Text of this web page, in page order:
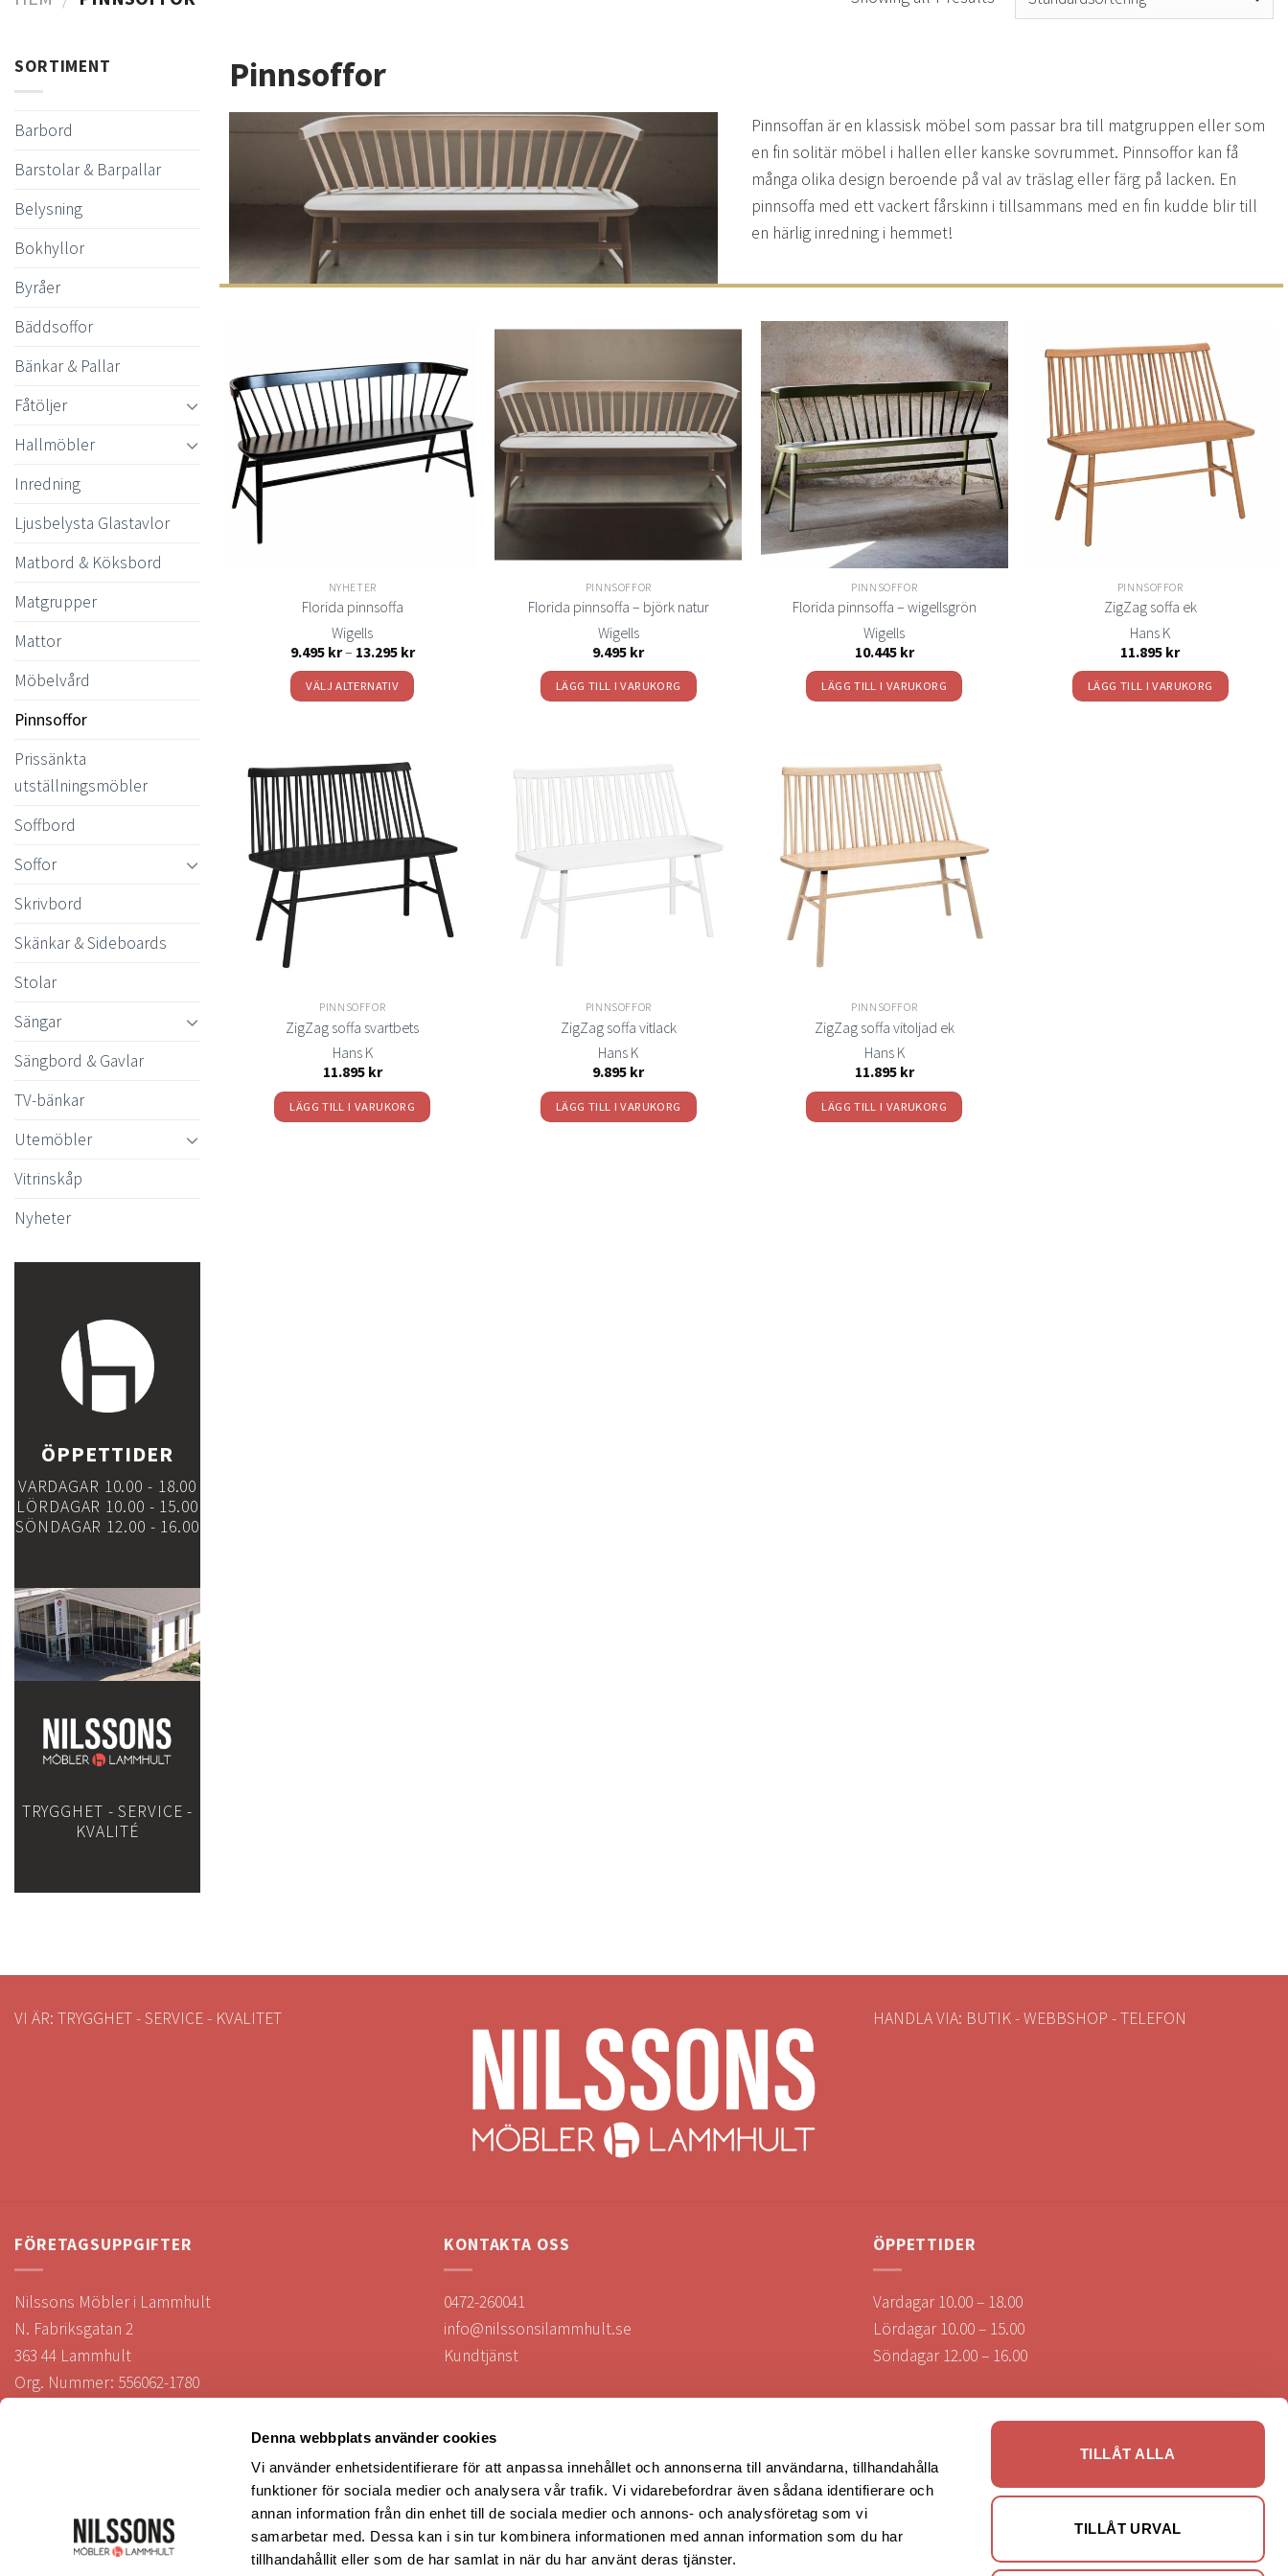
Denna webbplats använder cookies
Vi använder enhetsidentifierare för att anpassa innehållet och annonserna till användarna, tillhandahålla
funktioner för sociala medier och analysera vår trafik. Vi vidarebefordrar även sådana identifierare och
annan information från din enhet till de sociala medier och annons- och analysföretag som vi
samarbetar med. Dessa kan i sin tur kombinera informationen med annan information som du har
tillhandahållit eller som de har samlat in när du har använt deras tjänster.
TILLÅT ALLA
TILLÅT URVAL
SORTIMENT
Barbord
Barstolar & Barpallar
Belysning
Bokhyllor
Byråer
Bäddsoffor
Bänkar & Pallar
Fåtöljer
Hallmöbler
Inredning
Ljusbelysta Glastavlor
Matbord & Köksbord
Matgrupper
Mattor
Möbelvård
Pinnsoffor
Prissänkta
utställningsmöbler
Soffbord
Soffor
Skrivbord
Skänkar & Sideboards
Stolar
Sängar
Sängbord & Gavlar
TV-bänkar
Utemöbler
Vitrinskåp
Nyheter
ÖPPETTIDER
VARDAGAR 10.00 - 18.00
LÖRDAGAR 10.00 - 15.00
SÖNDAGAR 12.00 - 16.00
TRYGGHET - SERVICE -
KVALITÉ
Pinnsoffor
Pinnsoffan är en klassisk möbel som passar bra till matgruppen eller som
en fin solitär möbel i hallen eller kanske sovrummet. Pinnsoffor kan få
många olika design beroende på val av träslag eller färg på lacken. En
pinnsoffa med ett vackert fårskinn i tillsammans med en fin kudde blir till
en härlig inredning i hemmet!
Lägg
till i
önskelistan
NYHETER
Florida pinnsoffa
Wigells
9.495 kr– 13.295 krPrisintervall:
till
13.295 kr
VÄLJ ALTERNATIV
produkten
har
flera
varianter.
produktsidan
Lägg
till i
önskelistan
PINNSOFFOR
Florida pinnsoffa – björk natur
Wigells
9.495 kr
LÄGG TILL I VARUKORG
Lägg
till i
önskelistan
PINNSOFFOR
Florida pinnsoffa – wigellsgrön
Wigells
10.445 kr
LÄGG TILL I VARUKORG
till i
önskelistan
PINNSOFFOR
ZigZag soffa ek
Hans K
11.895 kr
LÄGG TILL I VARUKORG
önskelistan
PINNSOFFOR
ZigZag soffa svartbets
Hans K
11.895 kr
LÄGG TILL I VARUKORG
till i
önskelistan
PINNSOFFOR
ZigZag soffa vitlack
Hans K
9.895 kr
LÄGG TILL I VARUKORG
till i
önskelistan
PINNSOFFOR
ZigZag soffa vitoljad ek
Hans K
11.895 kr
LÄGG TILL I VARUKORG
VI ÄR: TRYGGHET - SERVICE - KVALITET HANDLA VIA: BUTIK - WEBBSHOP - TELEFON
FÖRETAGSUPPGIFTER
Nilssons Möbler i Lammhult
N. Fabriksgatan 2
363 44 Lammhult
Org. Nummer: 556062-1780
KONTAKTA OSS
0472-260041
info@nilssonsilammhult.se
Kundtjänst
Hitta till oss
ÖPPETTIDER
Vardagar 10.00 – 18.00
Lördagar 10.00 – 15.00
Söndagar 12.00 – 16.00
Visa öppettider under helgdagar & storhelger.
FÖLJ OSS
Följ oss i sociala medier!
SÄKRA BETALNINGAR